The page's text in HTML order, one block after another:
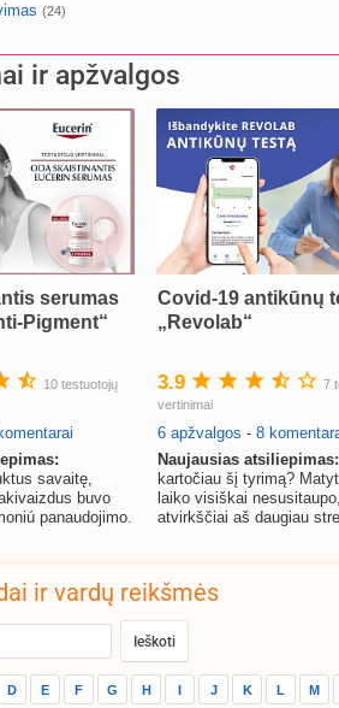
(24)
ir apžvalgos
serumas
Pigment“
10 testuotojų
savaitę,
buvo
panaudojimo.
Covid-19 antikūnų
„Revolab“
3.9
7
vertinimai
6 apžvalgos -8
Naujausias atsiliepimas:
kartočiau šį tyrimą?
laiko visiškai
atvirkščiai aš daugiau
ir vardų reikšmės
D E F G H J K L M